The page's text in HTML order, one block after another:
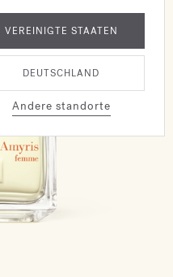
VEREINIGTE STAATEN
DEUTSCHLAND
Andere standorte